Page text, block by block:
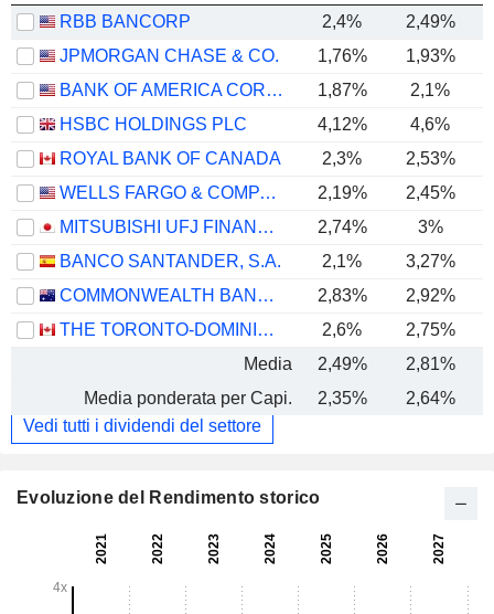
RBB BANCORP 2,4% 2,49%
JPMORGAN CHASE & CO.
1,76% 1,93%
BANK OF AMERICA CORPORATION
1,87%
2,1%
HSBC HOLDINGS PLC
4,12% 4,6%
ROYAL BANK OF CANADA
2,3% 2,53%
WELLS FARGO & COMPANY
2,19% 2,45%
MITSUBISHI UFJ FINANCIAL GROUP, INC.
2,74% 3%
BANCO SANTANDER, S.A.
2,1% 3,27%
COMMONWEALTH BANK OF AUSTRALIA
2,83% 2,92%
THE TORONTO-DOMINION BANK
2,6% 2,75%
Media
2,49% 2,81%
Media ponderata per Capi.
2,35% 2,64%
Vedi tutti i dividendi del settore
Evoluzione del Rendimento storico